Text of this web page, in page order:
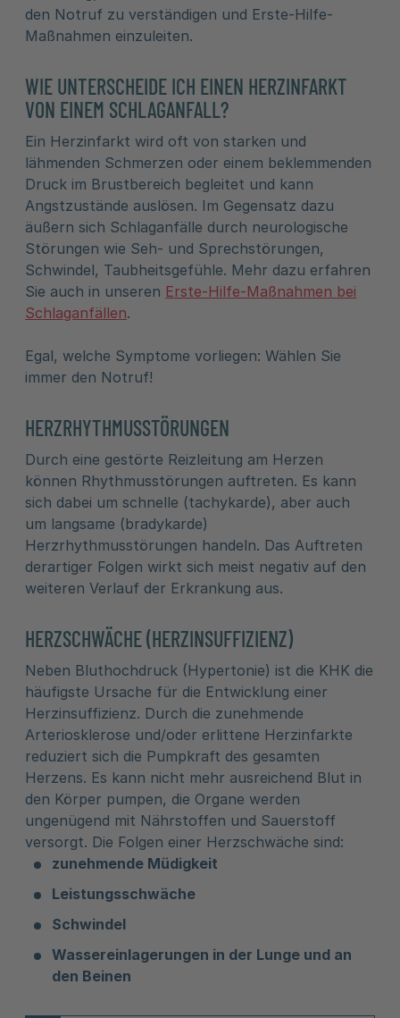
den Notruf zu verständigen und Erste-Hilfe-
Maßnahmen einzuleiten.
WIE UNTERSCHEIDE ICH EINEN HERZINFARKT
VON EINEM SCHLAGANFALL?
Ein Herzinfarkt wird oft von starken und
lähmenden Schmerzen oder einem beklemmenden
Druck im Brustbereich begleitet und kann
Angstzustände auslösen. Im Gegensatz dazu
äußern sich Schlaganfälle durch neurologische
Störungen wie Seh- und Sprechstörungen,
Schwindel, Taubheitsgefühle. Mehr dazu erfahren
Sie auch in unseren Erste-Hilfe-Maßnahmen bei
Schlaganfällen.
Egal, welche Symptome vorliegen: Wählen Sie
immer den Notruf!
HERZRHYTHMUSSTÖRUNGEN
Durch eine gestörte Reizleitung am Herzen
können Rhythmusstörungen auftreten. Es kann
sich dabei um schnelle (tachykarde), aber auch
um langsame (bradykarde)
Herzrhythmusstörungen handeln. Das Auftreten
derartiger Folgen wirkt sich meist negativ auf den
weiteren Verlauf der Erkrankung aus.
HERZSCHWÄCHE (HERZINSUFFIZIENZ)
Neben Bluthochdruck (Hypertonie) ist die KHK die
häufigste Ursache für die Entwicklung einer
Herzinsuffizienz. Durch die zunehmende
Arteriosklerose und/oder erlittene Herzinfarkte
reduziert sich die Pumpkraft des gesamten
Herzens. Es kann nicht mehr ausreichend Blut in
den Körper pumpen, die Organe werden
ungenügend mit Nährstoffen und Sauerstoff
versorgt. Die Folgen einer Herzschwäche sind:
zunehmende Müdigkeit
Leistungsschwäche
Schwindel
Wassereinlagerungen in der Lunge und an
den Beinen